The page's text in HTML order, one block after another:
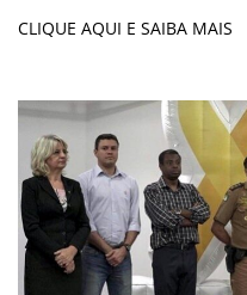
CLIQUE AQUI E SAIBA MAIS